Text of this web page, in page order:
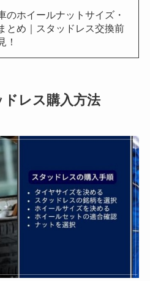
のホイールナットサイズ・
とめ｜スタッドレス交換前
！
レス購入方法